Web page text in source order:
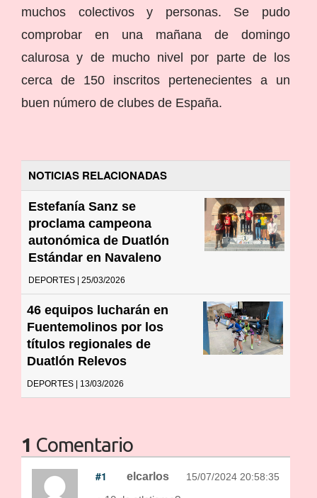
muchos colectivos y personas. Se pudo
comprobar en una mañana de domingo
calurosa y de mucho nivel por parte de los
cerca de 150 inscritos pertenecientes a un
buen número de clubes de España.
NOTICIAS RELACIONADAS
Estefanía Sanz se
proclama campeona
autonómica de Duatlón
Estándar en Navaleno
DEPORTES | 25/03/2026
46 equipos lucharán en
Fuentemolinos por los
títulos regionales de
Duatlón Relevos
DEPORTES | 13/03/2026
1 Comentario
#1 elcarlos 15/07/2024 20:58:35